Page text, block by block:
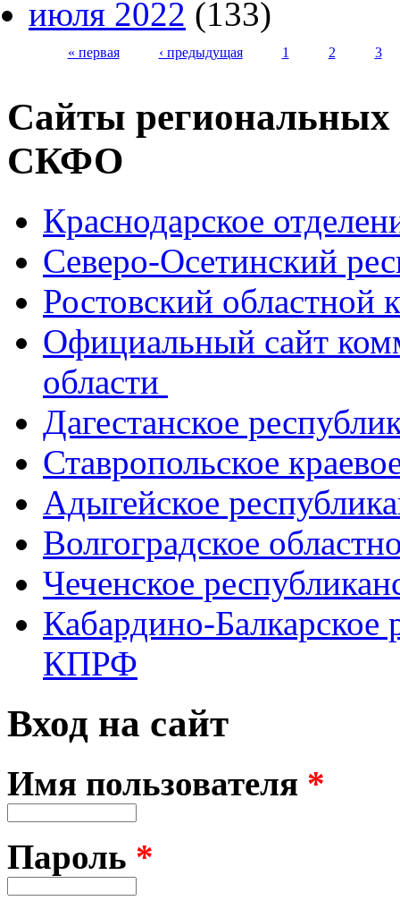
июля 2022 (133)
« первая ‹ предыдущая 1 2 3
Сайты
СКФО
Краснодарское
Северо-Осетинский
Ростовский
Официальный сайт
области
Дагестанское
Ставропольское
Адыгейское
Волгоградское
Чеченское
Кабардино-Балкарское
КПРФ
Вход на сайт
Имя пользователя *
Пароль *